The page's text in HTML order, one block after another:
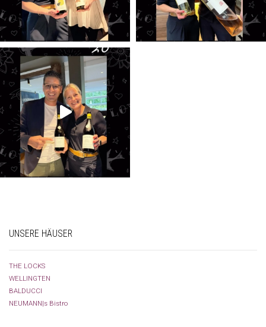
UNSERE HÄUSER
THE LOCKS
WELLINGTEN
BALDUCCI
NEUMANN|s Bistro